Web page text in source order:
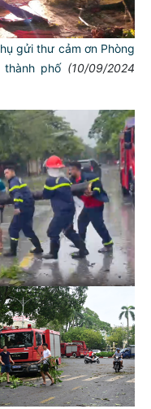
gửi thư cảm ơn Phòng
thành phố (10/09/2024